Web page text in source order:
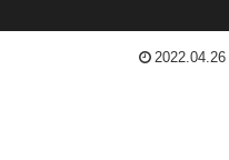
2022.04.26